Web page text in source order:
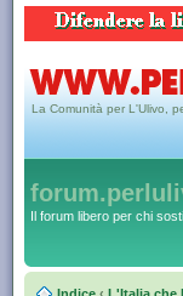
La Comunità per L'Ulivo,
Il forum libero per chi